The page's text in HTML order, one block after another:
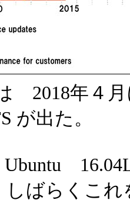
2018年４
が出た。
しばらくこ